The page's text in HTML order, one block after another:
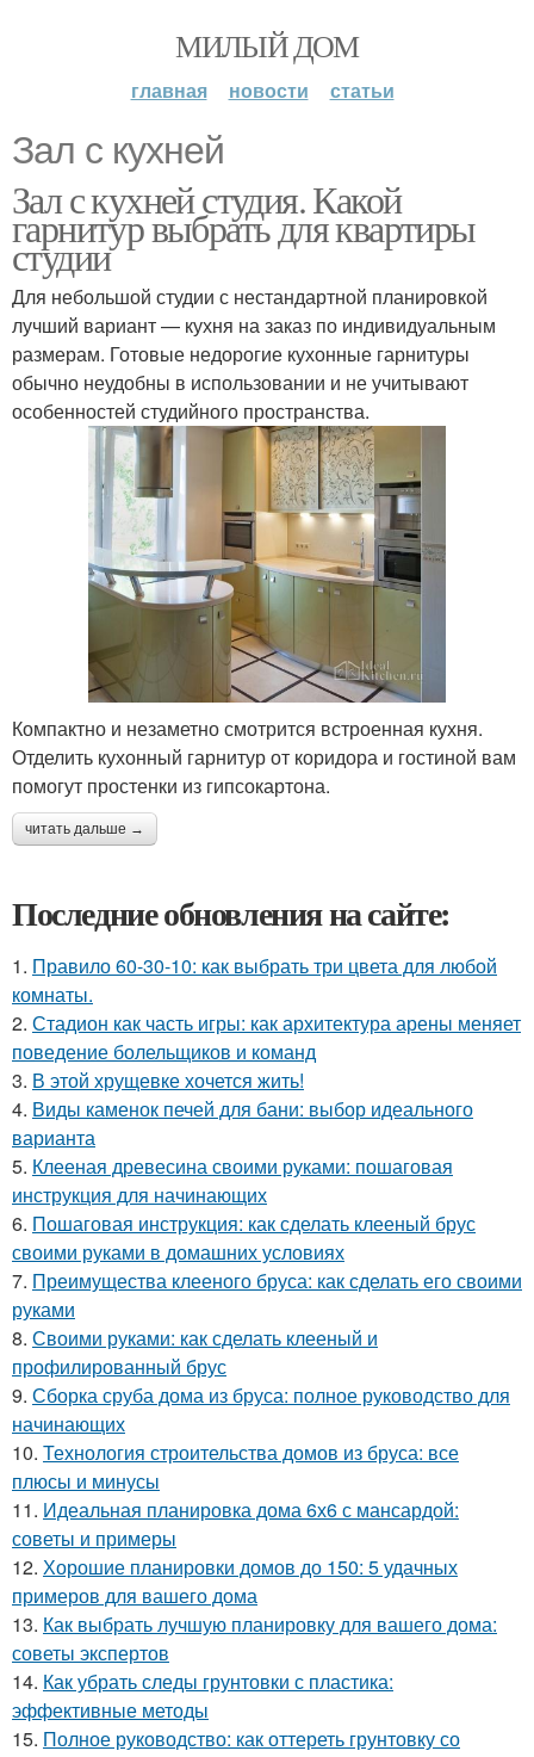
МИЛЫЙ ДОМ
главная новости статьи
Зал с кухней
Зал с кухней студия. Какой
гарнитур выбрать для квартиры
студии
Для небольшой студии с нестандартной планировкой
лучший вариант — кухня на заказ по индивидуальным
размерам. Готовые недорогие кухонные гарнитуры
обычно неудобны в использовании и не учитывают
особенностей студийного пространства.
Компактно и незаметно смотрится встроенная кухня.
Отделить кухонный гарнитур от коридора и гостиной вам
помогут простенки из гипсокартона.
читать дальше →
Последние обновления на сайте:
1. Правило 60-30-10: как выбрать три цвета для любой
комнаты.
2. Стадион как часть игры: как архитектура арены меняет
поведение болельщиков и команд
3. В этой хрущевке хочется жить!
4. Виды каменок печей для бани: выбор идеального
варианта
5. Клееная древесина своими руками: пошаговая
инструкция для начинающих
6. Пошаговая инструкция: как сделать клееный брус
своими руками в домашних условиях
7. Преимущества клееного бруса: как сделать его своими
руками
8. Своими руками: как сделать клееный и
профилированный брус
9. Сборка сруба дома из бруса: полное руководство для
начинающих
10. Технология строительства домов из бруса: все
плюсы и минусы
11. Идеальная планировка дома 6х6 с мансардой:
советы и примеры
12. Хорошие планировки домов до 150: 5 удачных
примеров для вашего дома
13. Как выбрать лучшую планировку для вашего дома:
советы экспертов
14. Как убрать следы грунтовки с пластика:
эффективные методы
15. Полное руководство: как оттереть грунтовку со